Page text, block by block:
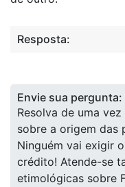
Resposta:
Envie sua pergunta:
Resolva de uma
sobre a origem das
Ninguém vai exigir
crédito! Atende-se
etimológicas sobre